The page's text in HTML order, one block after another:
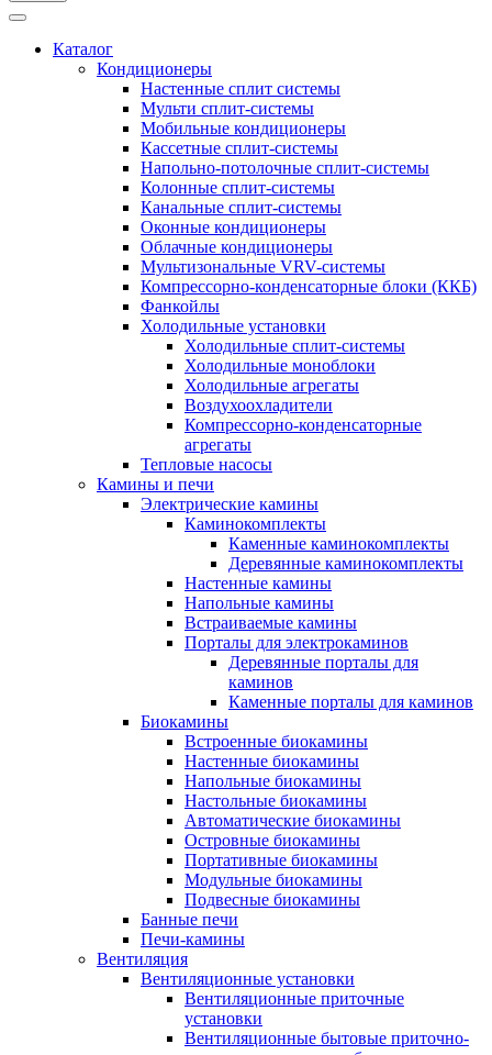
Каталог
Кондиционеры
Настенные сплит системы
Мульти сплит-системы
Мобильные кондиционеры
Кассетные сплит-системы
Напольно-потолочные сплит-системы
Колонные сплит-системы
Канальные сплит-системы
Оконные кондиционеры
Облачные кондиционеры
Мультизональные VRV-системы
Компрессорно-конденсаторные блоки (ККБ)
Фанкойлы
Холодильные установки
Холодильные сплит-системы
Холодильные моноблоки
Холодильные агрегаты
Воздухоохладители
Компрессорно-конденсаторные
агрегаты
Тепловые насосы
Камины и печи
Электрические камины
Каминокомплекты
Каменные каминокомплекты
Деревянные каминокомплекты
Настенные камины
Напольные камины
Встраиваемые камины
Порталы для электрокаминов
Деревянные порталы для
каминов
Каменные порталы для каминов
Биокамины
Встроенные биокамины
Настенные биокамины
Напольные биокамины
Настольные биокамины
Автоматические биокамины
Островные биокамины
Портативные биокамины
Модульные биокамины
Подвесные биокамины
Банные печи
Печи-камины
Вентиляция
Вентиляционные установки
Вентиляционные приточные
установки
Вентиляционные бытовые приточно-